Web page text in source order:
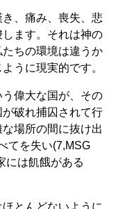
、痛み、喪失、悲
ます。それは神の
ちの環境は違うか
うに現実的です。
偉大な国が、その
破れ捕囚されて行
場所の間に抜け出
てを失い(7,MSG
には飢餓がある
とんどないように